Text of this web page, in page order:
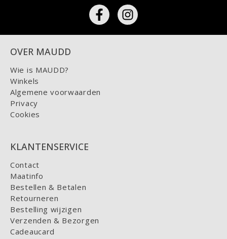
OVER MAUDD
Wie is MAUDD?
Winkels
Algemene voorwaarden
Privacy
Cookies
KLANTENSERVICE
Contact
Maatinfo
Bestellen & Betalen
Retourneren
Bestelling wijzigen
Verzenden & Bezorgen
Cadeaucard